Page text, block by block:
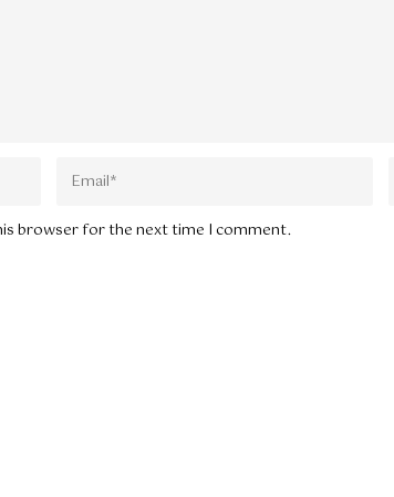
browser for the next time I comment.